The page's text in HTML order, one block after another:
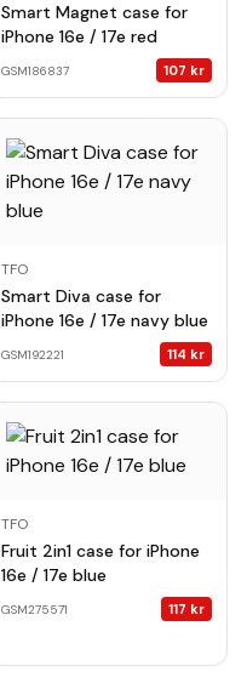
Smart Magnet case for
iPhone 16e / 17e red
GSM186837 107 kr
TFO
Smart Diva case for
iPhone 16e / 17e navy blue
GSM192221 114 kr
TFO
Fruit 2in1 case for iPhone
16e / 17e blue
GSM275571 117 kr